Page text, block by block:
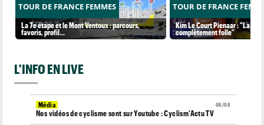
TOUR DE FRANCE FEMMES
La 7e étape et le Mont Ventoux : parcours,
favoris, profil…
TOUR DE FRANCE
Kim Le Court Pienaar : "La
complètement folle"
L'INFO EN LIVE
06/08
Média
Nos vidéos de cyclisme sont sur Youtube : Cyclism'Actu TV